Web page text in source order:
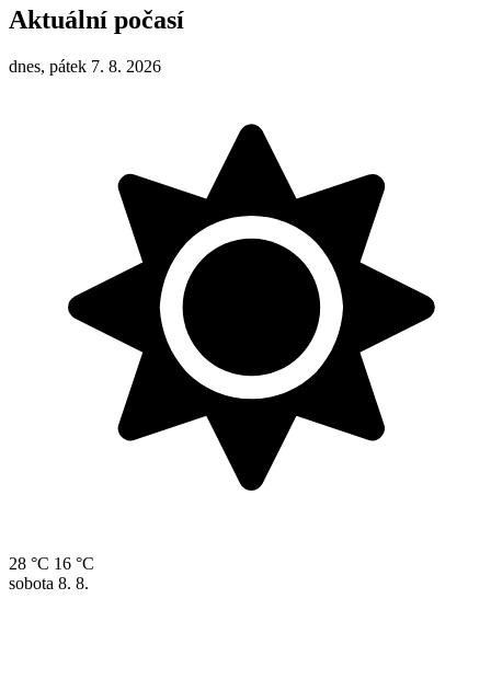
Aktuální počasí
dnes, pátek 7. 8. 2026
28 °C 16 °C
sobota 8. 8.